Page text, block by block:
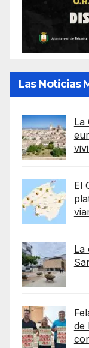
Las Noticias
La
El
La
de